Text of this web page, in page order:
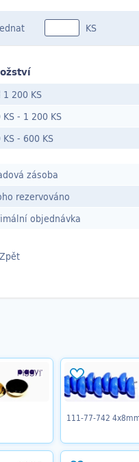
KS
1 200 KS
- 1 200 KS
- 600 KS
zásoba
rezervováno
objednávka
111-77-742